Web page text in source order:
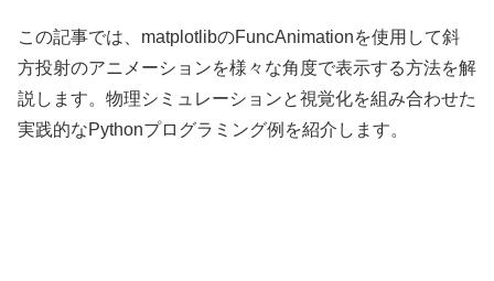
この記事では、matplotlibのFuncAnimationを使用して斜
方投射のアニメーションを様々な角度で表示する方法を解
説します。物理シミュレーションと視覚化を組み合わせた
実践的なPythonプログラミング例を紹介します。